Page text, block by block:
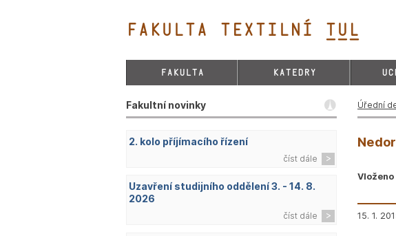
FAKULTA TEXTILNÍ TUL&
FAKULTA KATEDRY
Fakultní novinky
2. kolo příjímacího řízení
číst dále
Uzavření studijního oddělení 3. - 14. 8.
2026
číst dále
Úřední
Vloženo
15. 1.